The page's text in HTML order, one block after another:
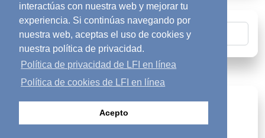
interactúas con nuestra web y mejorar tu
experiencia. Si continúas navegando por
nuestra web, aceptas el uso de cookies y
nuestra política de privacidad.
Política de privacidad de LFI en línea
Política de cookies de LFI en línea
Acepto
Buscar
diversity_1¿Buscas respuestas?